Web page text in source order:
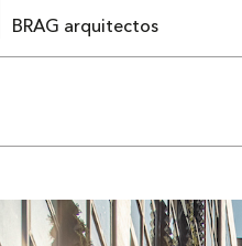
BRAG arquitectos